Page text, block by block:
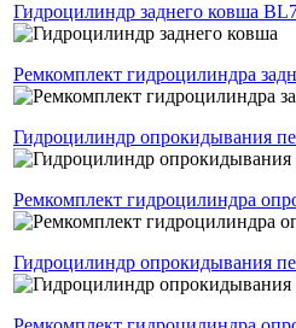
Гидроцилиндр заднего ковша
Ремкомплект гидроцилиндра
Гидроцилиндр опрокидывания
Ремкомплект гидроцилиндра
Гидроцилиндр опрокидывания